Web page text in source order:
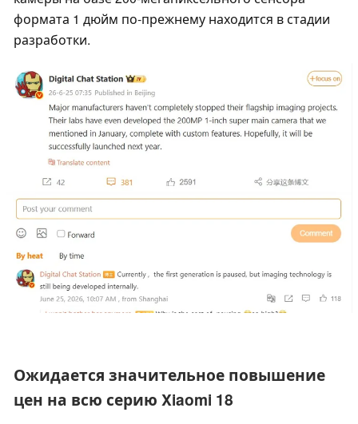
формата 1 дюйм по-прежнему находится в стадии
разработки.
Ожидается значительное повышение
цен на всю серию Xiaomi 18